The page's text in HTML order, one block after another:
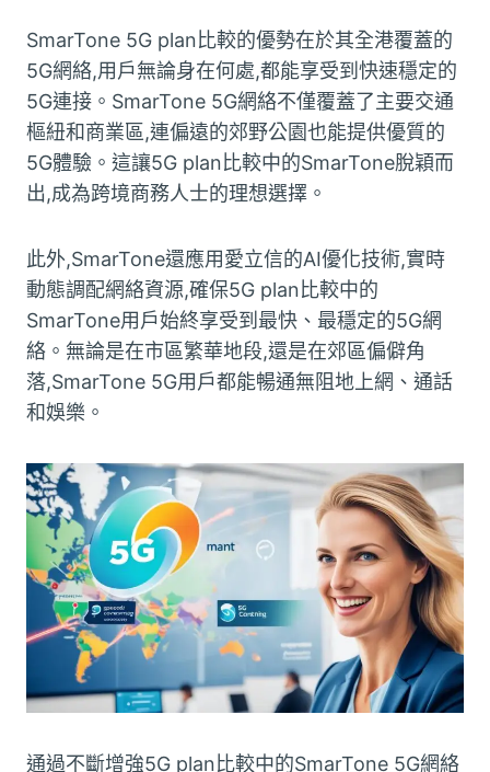
SmarTone 5G plan比較的優勢在於其全港覆蓋的
5G網絡,用戶無論身在何處,都能享受到快速穩定的
5G連接。SmarTone 5G網絡不僅覆蓋了主要交通
樞紐和商業區,連偏遠的郊野公園也能提供優質的
5G體驗。這讓5G plan比較中的SmarTone脫穎而
出,成為跨境商務人士的理想選擇。
此外,SmarTone還應用愛立信的AI優化技術,實時
動態調配網絡資源,確保5G plan比較中的
SmarTone用戶始終享受到最快、最穩定的5G網
絡。無論是在市區繁華地段,還是在郊區偏僻角
落,SmarTone 5G用戶都能暢通無阻地上網、通話
和娛樂。
通過不斷增強5G plan比較中的SmarTone 5G網絡